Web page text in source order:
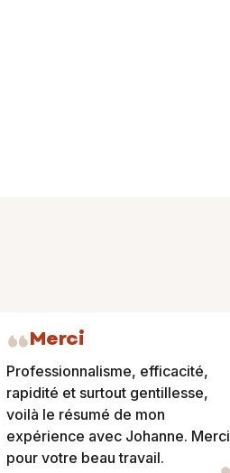
Merci
Professionnalisme, efficacité,
rapidité et surtout gentillesse,
voilà le résumé de mon
expérience avec Johanne. Merci
pour votre beau travail.